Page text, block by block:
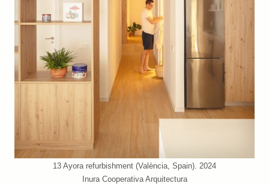
13 Ayora refurbishment (València, Spain). 2024
Inura Cooperativa Arquitectura